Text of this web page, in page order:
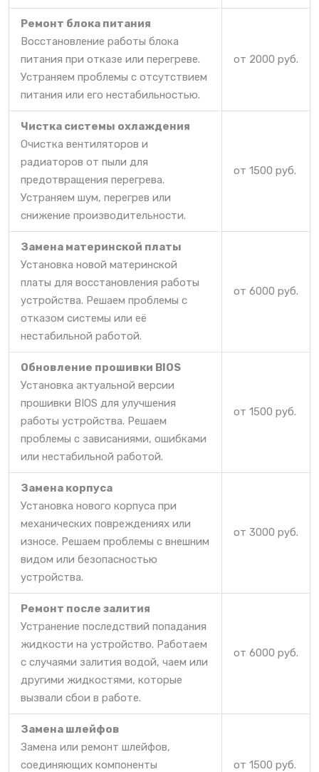
Ремонт блока питания
Восстановление работы блока
питания при отказе или перегреве.
Устраняем проблемы с отсутствием
питания или его нестабильностью.
от 2000 руб.
Чистка системы охлаждения
Очистка вентиляторов и
радиаторов от пыли для
предотвращения перегрева.
Устраняем шум, перегрев или
снижение производительности.
от 1500 руб.
Замена материнской платы
Установка новой материнской
платы для восстановления работы
устройства. Решаем проблемы с
отказом системы или её
нестабильной работой.
от 6000 руб.
Обновление прошивки BIOS
Установка актуальной версии
прошивки BIOS для улучшения
работы устройства. Решаем
проблемы с зависаниями, ошибками
или нестабильной работой.
от 1500 руб.
Замена корпуса
Установка нового корпуса при
механических повреждениях или
износе. Решаем проблемы с внешним
видом или безопасностью
устройства.
от 3000 руб.
Ремонт после залития
Устранение последствий попадания
жидкости на устройство. Работаем
с случаями залития водой, чаем или
другими жидкостями, которые
вызвали сбои в работе.
от 6000 руб.
Замена шлейфов
Замена или ремонт шлейфов,
соединяющих компоненты
от 1500 руб.